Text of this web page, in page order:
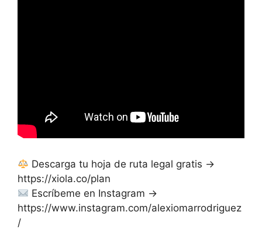
Descarga tu hoja de ruta legal gratis →
https://xiola.co/plan
Escríbeme en Instagram →
https://www.instagram.com/alexiomarrodriguez
/